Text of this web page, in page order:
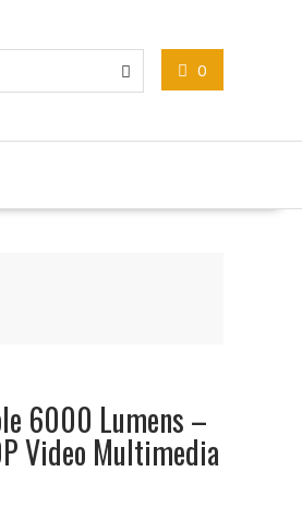
0
6000 Lumens –
Video Multimedia